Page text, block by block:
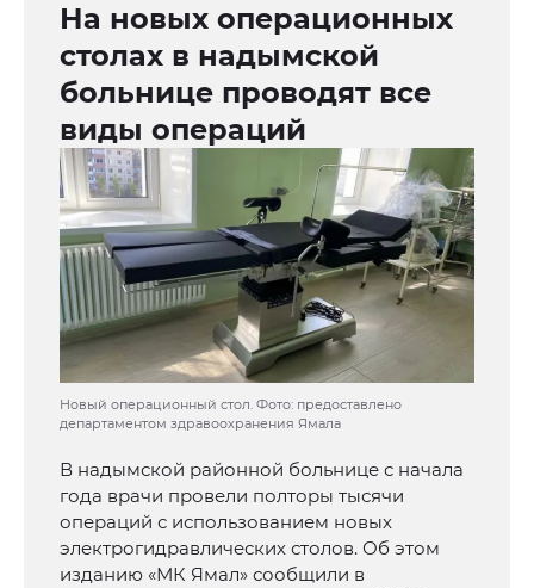
На новых операционных
столах в надымской
больнице проводят все
виды операций
Новый операционный стол. Фото: предоставлено
департаментом здравоохранения Ямала
В надымской районной больнице с начала
года врачи провели полторы тысячи
операций с использованием новых
электрогидравлических столов. Об этом
изданию «МК Ямал» сообщили в